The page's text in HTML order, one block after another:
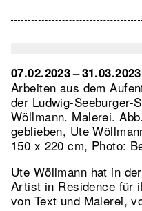
07.02.2023 – 31.03.2023
Arbeiten aus dem
der Ludwig-Seeburger-
Wöllmann. Malerei.
geblieben, Ute
150 x 220 cm, Photo:
Ute Wöllmann hat in
Artist in Residence für
von Text und Malerei,